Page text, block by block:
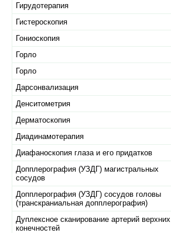
Гирудотерапия
Гистероскопия
Гониоскопия
Горло
Горло
Дарсонвализация
Денситометрия
Дерматоскопия
Диадинамотерапия
Диафаноскопия глаза и его придатков
Допплерография (УЗДГ) магистральных
сосудов
Допплерография (УЗДГ) сосудов головы
(транскраниальная допплерография)
Дуплексное сканирование артерий верхних
конечностей